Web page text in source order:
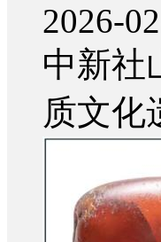
2026-
中新社
质文化